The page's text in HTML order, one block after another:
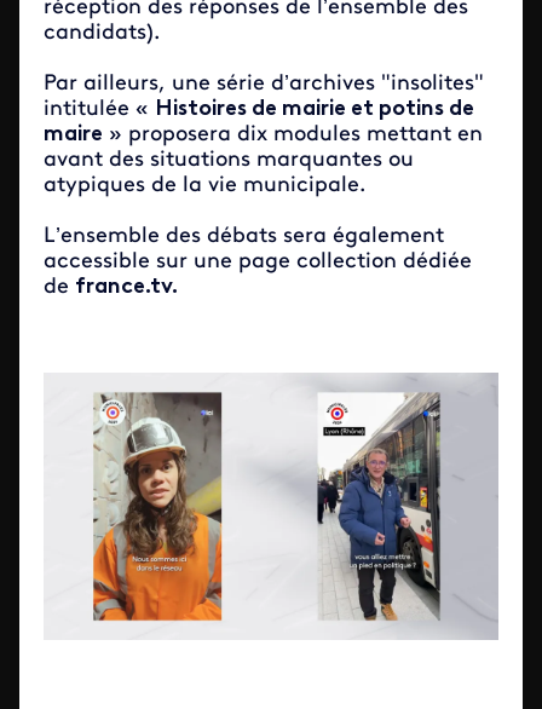
réception des réponses de l’ensemble des
candidats).
Par ailleurs, une série d’archives "insolites"
intitulée « Histoires de mairie et potins de
maire » proposera dix modules mettant en
avant des situations marquantes ou
atypiques de la vie municipale.
L’ensemble des débats sera également
accessible sur une page collection dédiée
de france.tv.